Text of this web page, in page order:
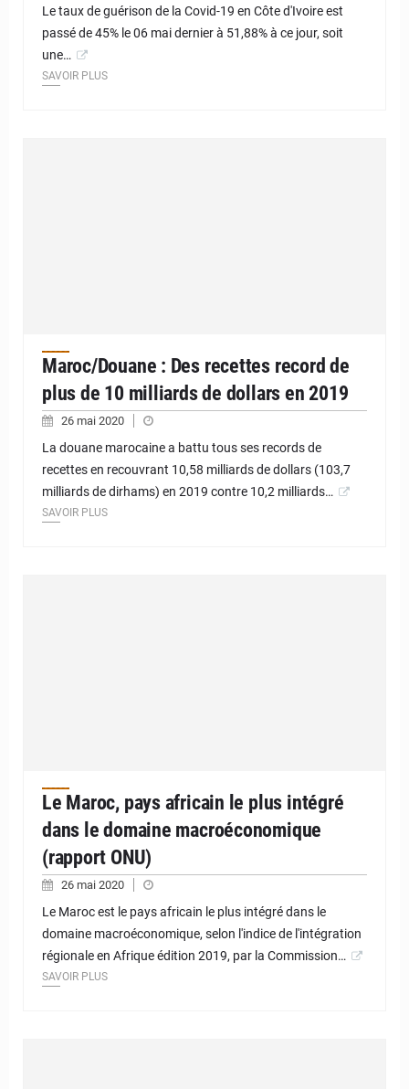
Le taux de guérison de la Covid-19 en Côte d'Ivoire est
passé de 45% le 06 mai dernier à 51,88% à ce jour, soit
une…
SAVOIR PLUS
Maroc/Douane : Des recettes record de
plus de 10 milliards de dollars en 2019
26 mai 2020
La douane marocaine a battu tous ses records de
recettes en recouvrant 10,58 milliards de dollars (103,7
milliards de dirhams) en 2019 contre 10,2 milliards…
SAVOIR PLUS
Le Maroc, pays africain le plus intégré
dans le domaine macroéconomique
(rapport ONU)
26 mai 2020
Le Maroc est le pays africain le plus intégré dans le
domaine macroéconomique, selon l'indice de l'intégration
régionale en Afrique édition 2019, par la Commission…
SAVOIR PLUS